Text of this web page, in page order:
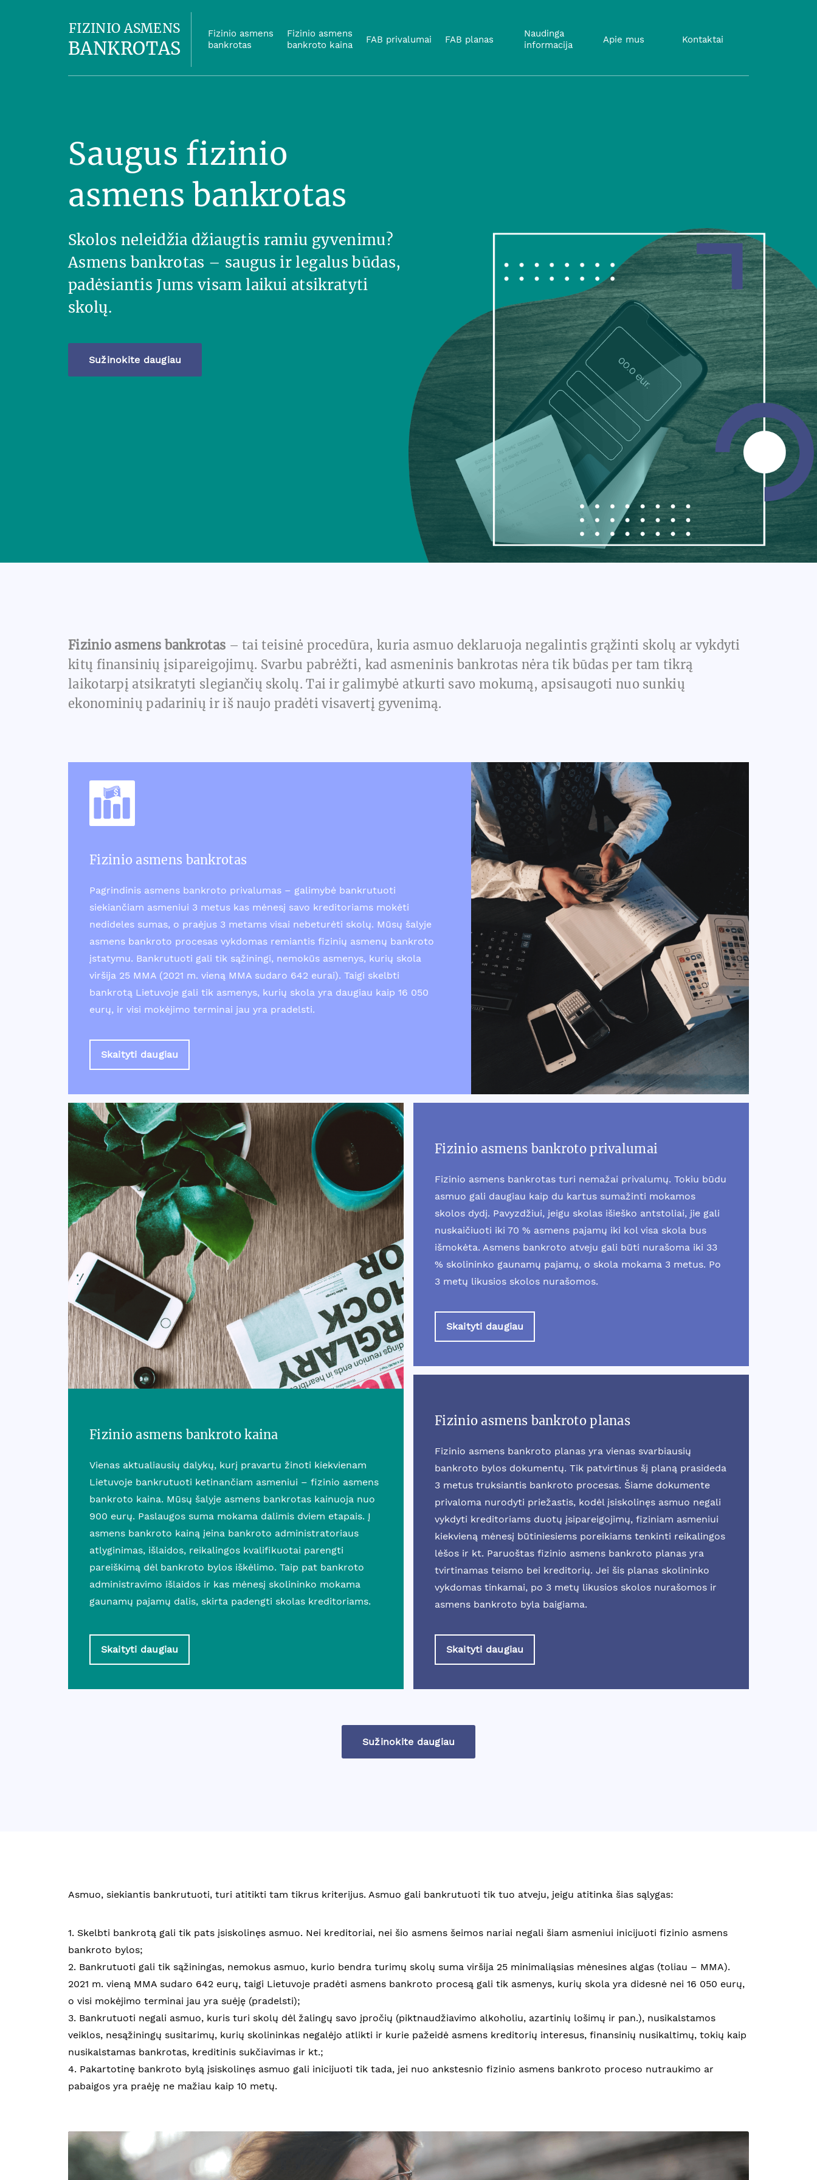
FIZINIO ASMENS
BANKROTAS
Fizinio asmens
bankrotas
Fizinio asmens
bankroto kaina
FAB privalumai FAB planas
Naudinga
informacija
Apie mus Kontaktai
Saugus fizinio
asmens bankrotas
Skolos neleidžia džiaugtis ramiu gyvenimu?
Asmens bankrotas – saugus ir legalus būdas,
padėsiantis Jums visam laikui atsikratyti
skolų.
Sužinokite daugiau
Fizinio asmens bankrotas – tai teisinė procedūra, kuria asmuo deklaruoja negalintis grąžinti skolų ar vykdyti
kitų finansinių įsipareigojimų. Svarbu pabrėžti, kad asmeninis bankrotas nėra tik būdas per tam tikrą
laikotarpį atsikratyti slegiančių skolų. Tai ir galimybė atkurti savo mokumą, apsisaugoti nuo sunkių
ekonominių padarinių ir iš naujo pradėti visavertį gyvenimą.
Fizinio asmens bankrotas
Pagrindinis asmens bankroto privalumas – galimybė bankrutuoti
siekiančiam asmeniui 3 metus kas mėnesį savo kreditoriams mokėti
nedideles sumas, o praėjus 3 metams visai nebeturėti skolų. Mūsų šalyje
asmens bankroto procesas vykdomas remiantis fizinių asmenų bankroto
įstatymu. Bankrutuoti gali tik sąžiningi, nemokūs asmenys, kurių skola
viršija 25 MMA (2021 m. vieną MMA sudaro 642 eurai). Taigi skelbti
bankrotą Lietuvoje gali tik asmenys, kurių skola yra daugiau kaip 16 050
eurų, ir visi mokėjimo terminai jau yra pradelsti.
Skaityti daugiau
Fizinio asmens bankroto kaina
Vienas aktualiausių dalykų, kurį pravartu žinoti kiekvienam
Lietuvoje bankrutuoti ketinančiam asmeniui – fizinio asmens
bankroto kaina. Mūsų šalyje asmens bankrotas kainuoja nuo
900 eurų. Paslaugos suma mokama dalimis dviem etapais. Į
asmens bankroto kainą įeina bankroto administratoriaus
atlyginimas, išlaidos, reikalingos kvalifikuotai parengti
pareiškimą dėl bankroto bylos iškėlimo. Taip pat bankroto
administravimo išlaidos ir kas mėnesį skolininko mokama
gaunamų pajamų dalis, skirta padengti skolas kreditoriams.
Skaityti daugiau
Fizinio asmens bankroto privalumai
Fizinio asmens bankrotas turi nemažai privalumų. Tokiu būdu
asmuo gali daugiau kaip du kartus sumažinti mokamos
skolos dydį. Pavyzdžiui, jeigu skolas išieško antstoliai, jie gali
nuskaičiuoti iki 70 % asmens pajamų iki kol visa skola bus
išmokėta. Asmens bankroto atveju gali būti nurašoma iki 33
% skolininko gaunamų pajamų, o skola mokama 3 metus. Po
3 metų likusios skolos nurašomos.
Skaityti daugiau
Fizinio asmens bankroto planas
Fizinio asmens bankroto planas yra vienas svarbiausių
bankroto bylos dokumentų. Tik patvirtinus šį planą prasideda
3 metus truksiantis bankroto procesas. Šiame dokumente
privaloma nurodyti priežastis, kodėl įsiskolinęs asmuo negali
vykdyti kreditoriams duotų įsipareigojimų, fiziniam asmeniui
kiekvieną mėnesį būtiniesiems poreikiams tenkinti reikalingos
lėšos ir kt. Paruoštas fizinio asmens bankroto planas yra
tvirtinamas teismo bei kreditorių. Jei šis planas skolininko
vykdomas tinkamai, po 3 metų likusios skolos nurašomos ir
asmens bankroto byla baigiama.
Skaityti daugiau
Sužinokite daugiau
Asmuo, siekiantis bankrutuoti, turi atitikti tam tikrus kriterijus. Asmuo gali bankrutuoti tik tuo atveju, jeigu atitinka šias sąlygas:
1. Skelbti bankrotą gali tik pats įsiskolinęs asmuo. Nei kreditoriai, nei šio asmens šeimos nariai negali šiam asmeniui inicijuoti fizinio asmens
bankroto bylos;
2. Bankrutuoti gali tik sąžiningas, nemokus asmuo, kurio bendra turimų skolų suma viršija 25 minimaliąsias mėnesines algas (toliau – MMA).
2021 m. vieną MMA sudaro 642 eurų, taigi Lietuvoje pradėti asmens bankroto procesą gali tik asmenys, kurių skola yra didesnė nei 16 050 eurų,
o visi mokėjimo terminai jau yra suėję (pradelsti);
3. Bankrutuoti negali asmuo, kuris turi skolų dėl žalingų savo įpročių (piktnaudžiavimo alkoholiu, azartinių lošimų ir pan.), nusikalstamos
veiklos, nesąžiningų susitarimų, kurių skolininkas negalėjo atlikti ir kurie pažeidė asmens kreditorių interesus, finansinių nusikaltimų, tokių kaip
nusikalstamas bankrotas, kreditinis sukčiavimas ir kt.;
4. Pakartotinę bankroto bylą įsiskolinęs asmuo gali inicijuoti tik tada, jei nuo ankstesnio fizinio asmens bankroto proceso nutraukimo ar
pabaigos yra praėję ne mažiau kaip 10 metų.